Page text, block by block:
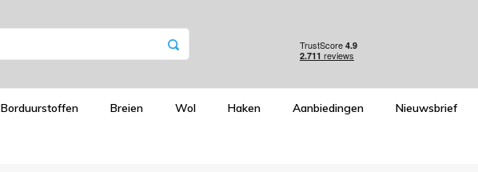
Borduurstoffen Breien Wol Haken Aanbiedingen Nieuwsbrief